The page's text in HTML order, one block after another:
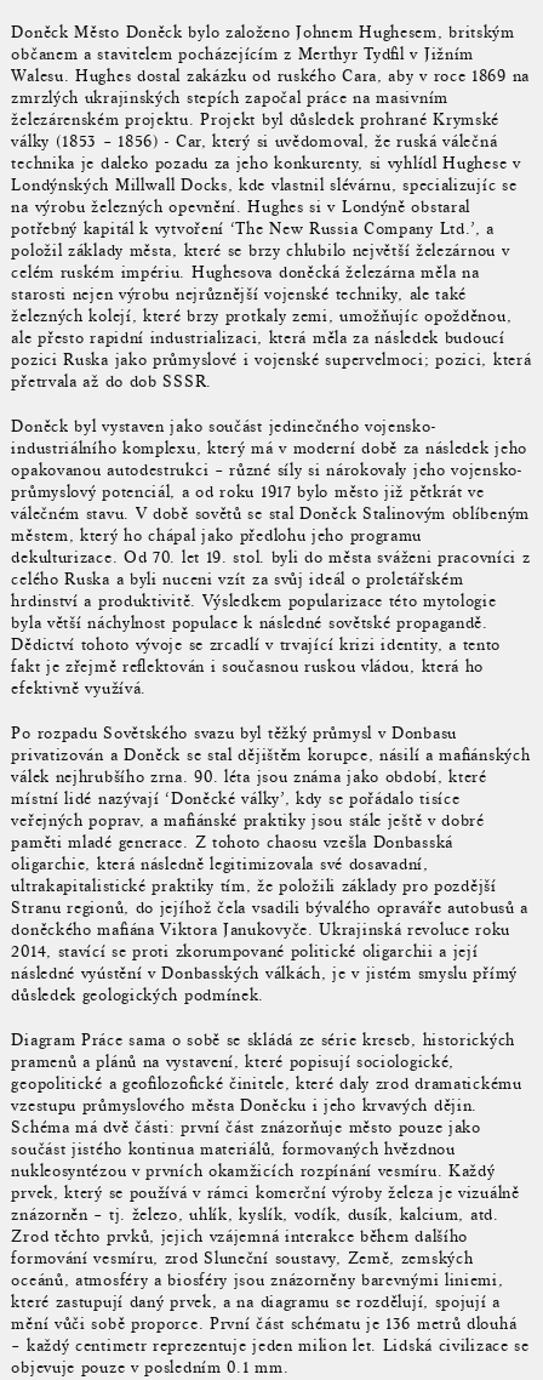
Doněck Město Doněck bylo založeno Johnem Hughesem, britským
občanem a stavitelem pocházejícím z Merthyr Tydfil v Jižním
Walesu. Hughes dostal zakázku od ruského Cara, aby v roce 1869 na
zmrzlých ukrajinských stepích započal práce na masivním
železárenském projektu. Projekt byl důsledek prohrané Krymské
války (1853 – 1856) - Car, který si uvědomoval, že ruská válečná
technika je daleko pozadu za jeho konkurenty, si vyhlídl Hughese v
Londýnských Millwall Docks, kde vlastnil slévárnu, specializujíc se
na výrobu železných opevnění. Hughes si v Londýně obstaral
potřebný kapitál k vytvoření ‘The New Russia Company Ltd.’, a
položil základy města, které se brzy chlubilo největší železárnou v
celém ruském impériu. Hughesova doněcká železárna měla na
starosti nejen výrobu nejrůznější vojenské techniky, ale také
železných kolejí, které brzy protkaly zemi, umožňujíc opožděnou,
ale přesto rapidní industrializaci, která měla za následek budoucí
pozici Ruska jako průmyslové i vojenské supervelmoci; pozici, která
přetrvala až do dob SSSR.
Doněck byl vystaven jako součást jedinečného vojensko-
industriálního komplexu, který má v moderní době za následek jeho
opakovanou autodestrukci – různé síly si nárokovaly jeho vojensko-
průmyslový potenciál, a od roku 1917 bylo město již pětkrát ve
válečném stavu. V době sovětů se stal Doněck Stalinovým oblíbeným
městem, který ho chápal jako předlohu jeho programu
dekulturizace. Od 70. let 19. stol. byli do města sváženi pracovníci z
celého Ruska a byli nuceni vzít za svůj ideál o proletářském
hrdinství a produktivitě. Výsledkem popularizace této mytologie
byla větší náchylnost populace k následné sovětské propagandě.
Dědictví tohoto vývoje se zrcadlí v trvající krizi identity, a tento
fakt je zřejmě reflektován i současnou ruskou vládou, která ho
efektivně využívá.
Po rozpadu Sovětského svazu byl těžký průmysl v Donbasu
privatizován a Doněck se stal dějištěm korupce, násilí a mafiánských
válek nejhrubšího zrna. 90. léta jsou známa jako období, které
místní lidé nazývají ‘Doněcké války’, kdy se pořádalo tisíce
veřejných poprav, a mafiánské praktiky jsou stále ještě v dobré
paměti mladé generace. Z tohoto chaosu vzešla Donbasská
oligarchie, která následně legitimizovala své dosavadní,
ultrakapitalistické praktiky tím, že položili základy pro pozdější
Stranu regionů, do jejíhož čela vsadili bývalého opraváře autobusů a
doněckého mafiána Viktora Janukovyče. Ukrajinská revoluce roku
2014, stavící se proti zkorumpované politické oligarchii a její
následné vyústění v Donbasských válkách, je v jistém smyslu přímý
důsledek geologických podmínek.
Diagram Práce sama o sobě se skládá ze série kreseb, historických
pramenů a plánů na vystavení, které popisují sociologické,
geopolitické a geofilozofické činitele, které daly zrod dramatickému
vzestupu průmyslového města Doněcku i jeho krvavých dějin.
Schéma má dvě části: první část znázorňuje město pouze jako
součást jistého kontinua materiálů, formovaných hvězdnou
nukleosyntézou v prvních okamžicích rozpínání vesmíru. Každý
prvek, který se používá v rámci komerční výroby železa je vizuálně
znázorněn – tj. železo, uhlík, kyslík, vodík, dusík, kalcium, atd.
Zrod těchto prvků, jejich vzájemná interakce během dalšího
formování vesmíru, zrod Sluneční soustavy, Země, zemských
oceánů, atmosféry a biosféry jsou znázorněny barevnými liniemi,
které zastupují daný prvek, a na diagramu se rozdělují, spojují a
mění vůči sobě proporce. První část schématu je 136 metrů dlouhá
– každý centimetr reprezentuje jeden milion let. Lidská civilizace se
objevuje pouze v posledním 0.1 mm.